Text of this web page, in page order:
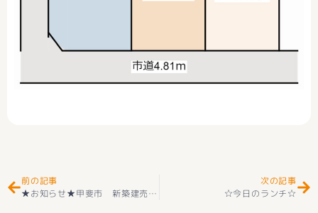
前の記事
★お知らせ★甲斐市 新築建売住宅 全３棟 好評販売中です(^_-)-☆
次の記事
☆今日のランチ☆